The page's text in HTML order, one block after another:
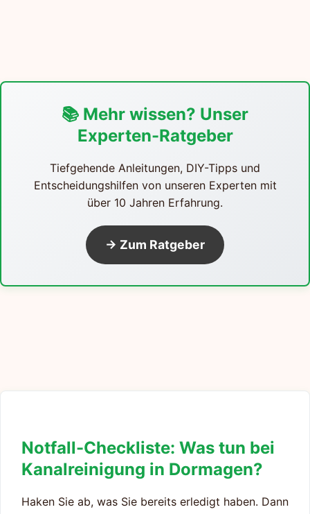
📚 Mehr wissen? Unser
Experten-Ratgeber
Tiefgehende Anleitungen, DIY-Tipps und
Entscheidungshilfen von unseren Experten mit
über 10 Jahren Erfahrung.
→ Zum Ratgeber
Notfall-Checkliste: Was tun bei
Kanalreinigung in Dormagen?
Haken Sie ab, was Sie bereits erledigt haben. Dann